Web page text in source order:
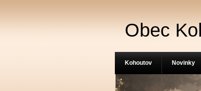
Obec
Kohoutov Novinky